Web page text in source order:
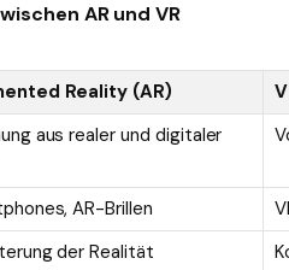
AR und VR
Reality (AR)
aus realer und digitaler
AR-Brillen
der Realität